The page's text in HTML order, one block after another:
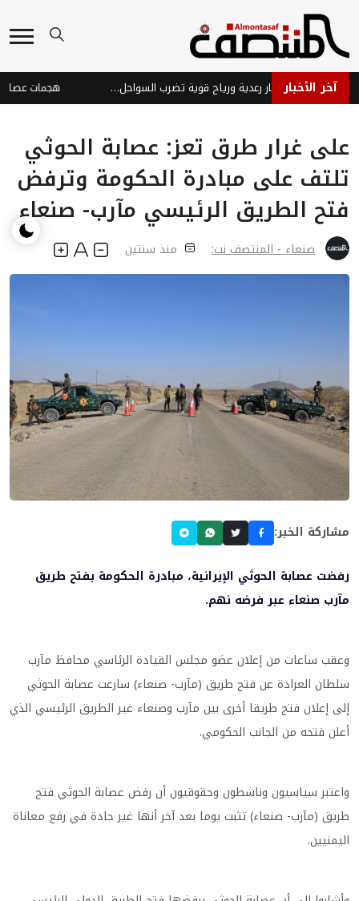
آخر الأخبار طقس متقلب: أمطار رعدية ورياح قوية تضرب السواحل والمرتفعات
على غرار طرق تعز: عصابة الحوثي
تلتف على مبادرة الحكومة وترفض
فتح الطريق الرئيسي مآرب- صنعاء
صنعاء - المنتصف نت: منذ سنتين
مشاركة الخبر:
رفضت عصابة الحوثي الإيرانية، مبادرة الحكومة بفتح طريق
مآرب صنعاء عبر فرضه نهم.
وعقب ساعات من إعلان عضو مجلس القيادة الرئاسي محافظ مآرب
سلطان العرادة عن فتح طريق (مآرب- صنعاء) سارعت عصابة الحوثي
إلى إعلان فتح طريقا أخرى بين مآرب وصنعاء غير الطريق الرئيسي الذي
أعلن فتحه من الجانب الحكومي.
واعتبر سياسيون وناشطون وحقوقيون أن رفض عصابة الحوثي فتح
طريق (مآرب- صنعاء) تثبت يوما بعد آخر أنها غير جادة في رفع معاناة
اليمنيين.